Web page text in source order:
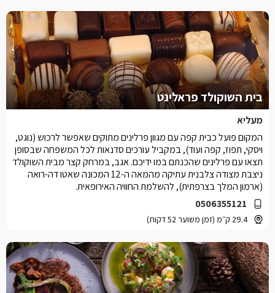
בית השוקולד פראלינט
מעליא
0506355121
29.4 ק״מ (זמן משוער 52 דקות)
המקום פועל כבית קפה עם מגוון פרלינים מתוקים שאפשר לרכוש (נוגט,
ויסקי, תפוז, קפה ועוד), במקביל עורכים סדנאות לכל המשפחה שבסופן
תצאו עם פרלינים שהכנתם במו ידיכם. אגב, במרחק קצר מבית השוקולד
ניצבת מצודה צלבנית עתיקה מהמאה ה-12 המכונה שאטו דה-רואה
(ארמון המלך בצרפתית), להשלמת החוויה האירופאית.